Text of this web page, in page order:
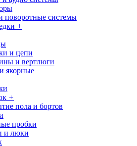
поворотные системы
+
и цепи
и вертлюги
якорные
+
пола и бортов
пробки
и люки